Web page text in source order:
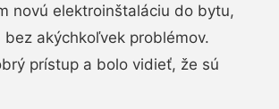
novú elektroinštaláciu do bytu,
akýchkoľvek problémov.
prístup a bolo vidieť, že sú